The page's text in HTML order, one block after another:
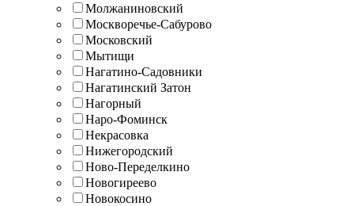
Молжаниновский
Москворечье-Сабурово
Московский
Мытищи
Нагатино-Садовники
Нагатинский Затон
Нагорный
Наро-Фоминск
Некрасовка
Нижегородский
Ново-Переделкино
Новогиреево
Новокосино